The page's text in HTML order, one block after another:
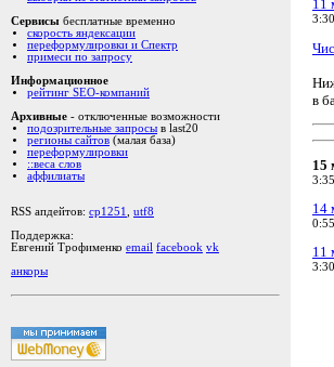
Сервисы бесплатные временно
скорость яндексации
переформулировки и Спектр
примеси по запросу
Информационное
рейтинг SEO-компаний
Архивные - отключенные возможности
подозрительные запросы в last20
регионы сайтов (малая база)
переформулировки
::веса слов
аффилиаты
RSS апдейтов: cp1251
utf8
Поддержка:
Евгений Трофименко email facebook vk
анкоры
11
в
15
14
11